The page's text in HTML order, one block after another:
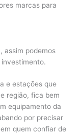
marcas para
assim podemos
e estações que
e região, fica bem
equipamento da
por precisar
quem confiar de